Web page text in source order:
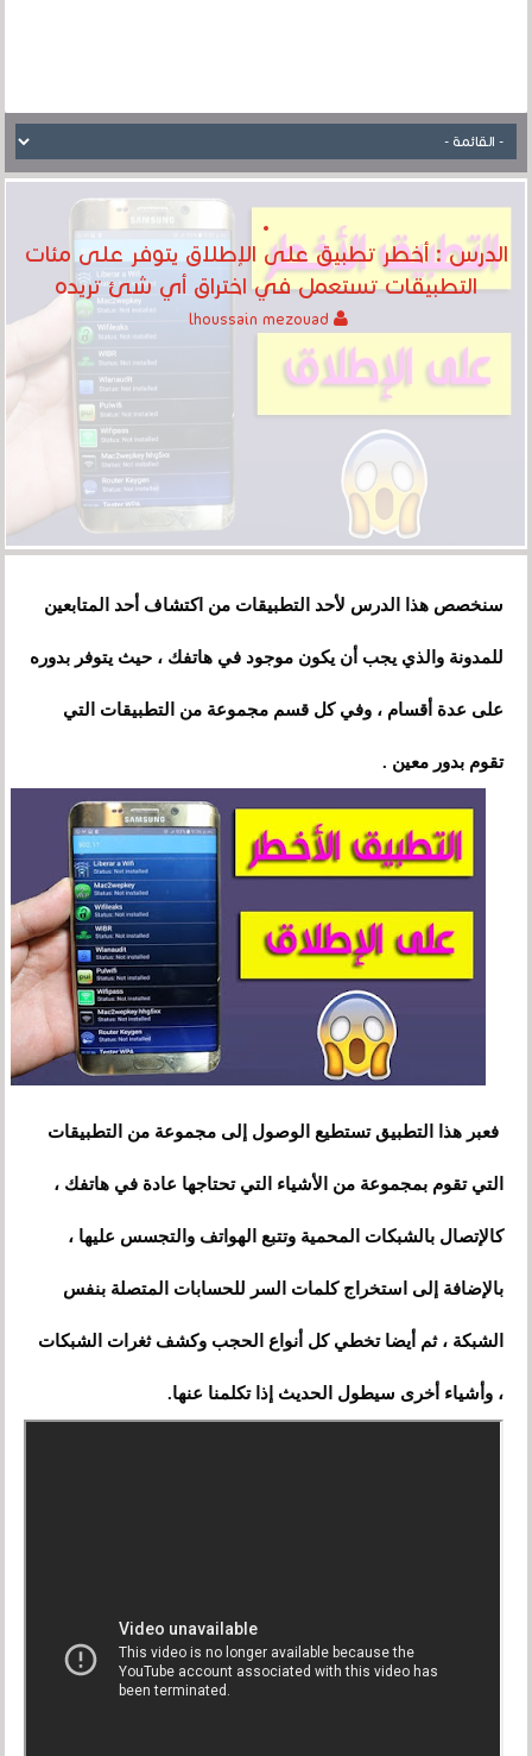
الدرس : أخطر تطبيق على الإطلاق يتوفر على مئات
التطبيقات تستعمل في اختراق أي شئ تريده
سنخصص هذا الدرس لأحد التطبيقات من اكتشاف أحد المتابعين
للمدونةو الذي يجب أنيكون موجود في هاتفك ، حيث يتوفر بدوره
على عدة أقسام ، وفي كل قسم مجموعة من التطبيقات التي
تقوم بدور معين .
فعبر هذا التطبيق تستطيع الوصول إلى مجموعة من التطبيقات
التي تقوم بمجموعة من الأشياء التي تحتاجها عادة في هاتفك ،
كالإتصال بالشبكات المحمية وتتبع الهواتف والتجسس عليها ،
بالإضافة إلى استخراج كلمات السر للحسابات المتصلة بنفس
الشبكة ، ثم أيضا تخطي كل أنواع الحجب وكشف ثغرات الشبكات
،وأشياء أخرى سيطول الحديث إذا تكلمنا عنها.